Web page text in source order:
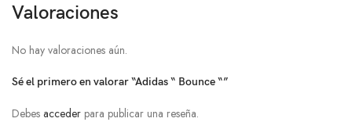
Valoraciones
No hay valoraciones aún.
Sé el primero en valorar “Adidas “ Bounce “”
Debesacceder para publicar una reseña.